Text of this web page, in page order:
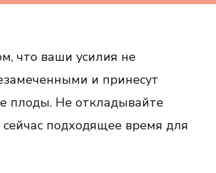
что ваши усилия не
и принесут
плоды. Не откладывайте
сейчас подходящее время для